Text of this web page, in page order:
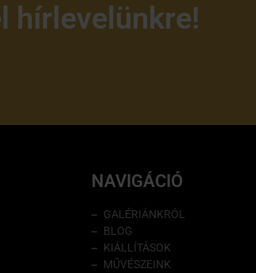
hírlevelünkre!
NAVIGÁCIÓ
GALÉRIÁNKRÓL
BLOG
KIÁLLÍTÁSOK
MŰVÉSZEINK